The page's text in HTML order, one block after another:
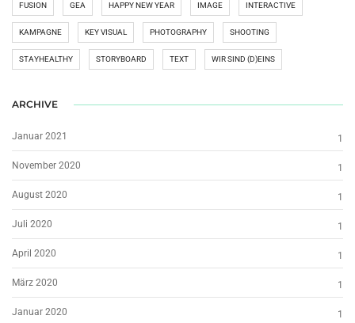
FUSION GEA HAPPY NEW YEAR IMAGE INTERACTIVE
KAMPAGNE KEY VISUAL PHOTOGRAPHY SHOOTING
STAYHEALTHY STORYBOARD TEXT WIR SIND (D)EINS
ARCHIVE
Januar 2021 1
November 2020 1
August 2020 1
Juli 2020 1
April 2020 1
März 2020 1
Januar 2020 1